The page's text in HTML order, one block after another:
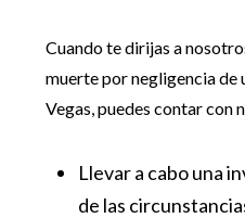
Cuando te dirijas a
muerte por negligencia de
Vegas, puedes contar con
Llevar a cabo una
de las